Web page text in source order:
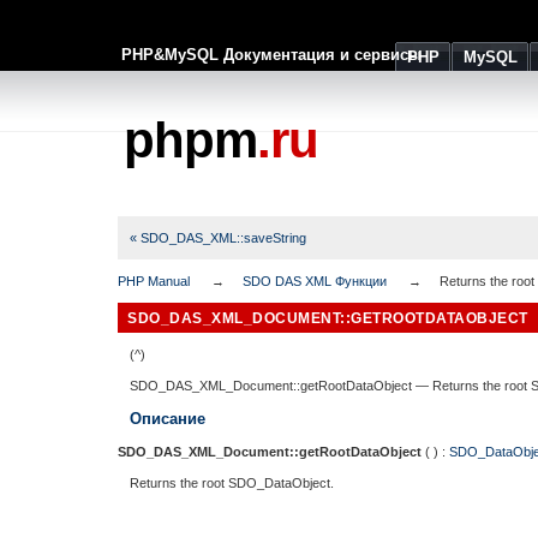
PHP&MySQL Документация и сервисыPHP MySQL
phpm.ru
« SDO_DAS_XML::saveString
PHP Manual SDO DAS XML Функции Returns the
SDO_DAS_XML_DOCUMENT::GETROOTDATAOBJECT
(^)
SDO_DAS_XML_Document::getRootDataObject — Returns the root
Описание
SDO_DAS_XML_Document::getRootDataObject ( ) :
Returns the root SDO_DataObject.